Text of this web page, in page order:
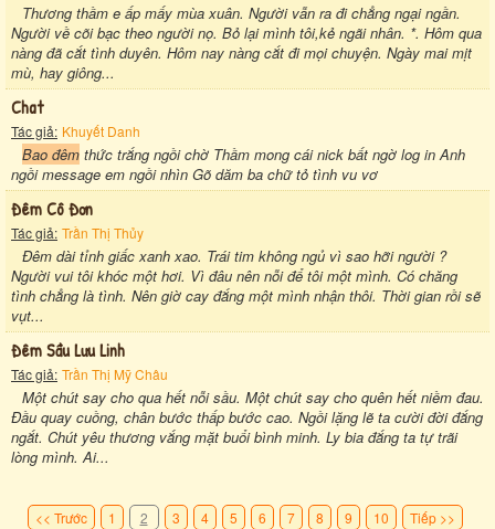
Thương thầm e ấp mấy mùa xuân. Người vẫn ra đi chẳng ngại ngần.
Người về cõi bạc theo người nọ. Bỏ lại mình tôi,kẻ ngãi nhân. *. Hôm qua
nàng đã cắt tình duyên. Hôm nay nàng cắt đi mọi chuyện. Ngày mai mịt
mù, hay giông...
Chat
Tác giả: Khuyết Danh
Bao đêm thức trắng ngồi chờ Thầm mong cái nick bất ngờ log in Anh
ngồi message em ngồi nhìn Gõ dăm ba chữ tỏ tình vu vơ
Đêm Cô Đơn
Tác giả: Trần Thị Thủy
Đêm dài tỉnh giấc xanh xao. Trái tim không ngủ vì sao hỡi người ?
Người vui tôi khóc một hơi. Vì đâu nên nỗi để tôi một mình. Có chăng
tình chẳng là tình. Nên giờ cay đắng một mình nhận thôi. Thời gian rồi sẽ
vụt...
Đêm Sầu Lưu Linh
Tác giả: Trần Thị Mỹ Châu
Một chút say cho qua hết nỗi sầu. Một chút say cho quên hết niềm đau.
Đầu quay cuồng, chân bước thấp bước cao. Ngồi lặng lẽ ta cười đời đắng
ngắt. Chút yêu thương vắng mặt buổi bình minh. Ly bia đắng ta tự trãi
lòng mình. Ai...
<< Trước 1 2 3 4 5 6 7 8 9 10 Tiếp >>